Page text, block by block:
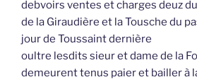
debvoirs ventes et charges deuz
de la Giraudière et la Tousche du
jour de Toussaint dernière
oultre lesdits sieur et dame de la
demeurent tenus paier et bailler à